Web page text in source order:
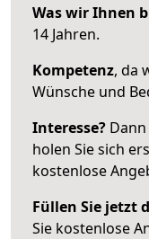
Was wir Ihnen
14 Jahren.
Kompetenz, da
Wünsche und
Interesse?
holen Sie sich
kostenlose
Füllen Sie jetzt
Sie kostenlose